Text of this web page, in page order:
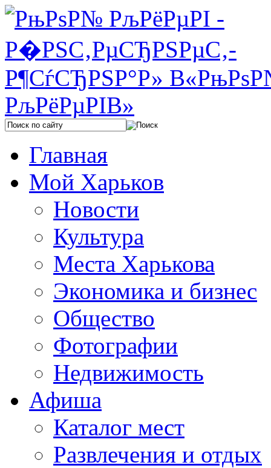
Главная
Мой Харьков
Новости
Культура
Места Харькова
Экономика и бизнес
Общество
Фотографии
Недвижимость
Афиша
Каталог мест
Развлечения и отдых